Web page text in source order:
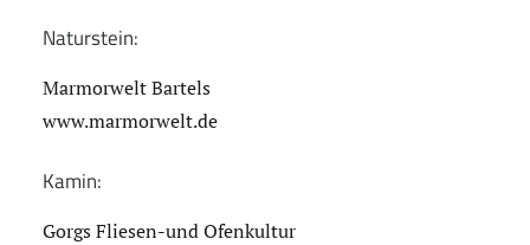
Naturstein:
Marmorwelt Bartels
www.marmorwelt.de
Kamin:
Gorgs Fliesen-und Ofenkultur